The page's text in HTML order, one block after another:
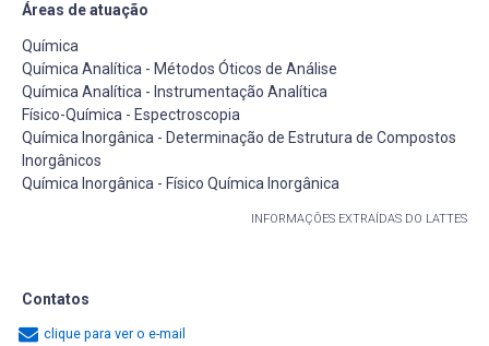
Áreas de atuação
Química
Química Analítica - Métodos Óticos de Análise
Química Analítica - Instrumentação Analítica
Físico-Química - Espectroscopia
Química Inorgânica - Determinação de Estrutura de Compostos
Inorgânicos
Química Inorgânica - Físico Química Inorgânica
INFORMAÇÕES EXTRAÍDAS DO LATTES
Contatos
clique para ver o e-mail